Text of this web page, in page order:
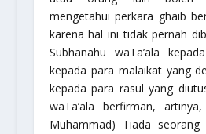
mengetahui perkara ghaib
karena hal ini tidak pernah
Subhanahu waTa’ala
kepada para malaikat yang
kepada para rasul yang
waTa’ala berfirman, artinya,
Muhammad) Tiada